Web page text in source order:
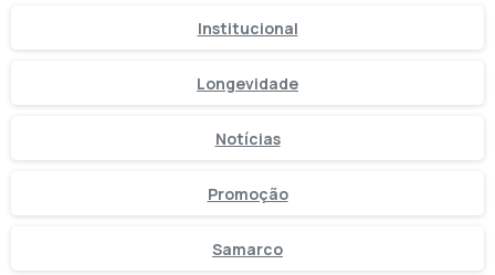
Institucional
Longevidade
Notícias
Promoção
Samarco